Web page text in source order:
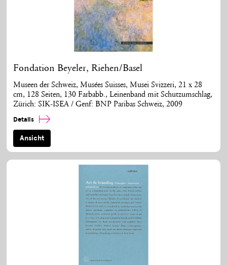
Fondation Beyeler, Riehen/Basel
Museen der Schweiz, Musées Suisses, Musei Svizzeri, 21 x 28
cm, 128 Seiten, 130 Farbabb., Leinenband mit Schutzumschlag,
Zürich: SIK-ISEA / Genf: BNP Paribas Schweiz, 2009
Details
Ansicht